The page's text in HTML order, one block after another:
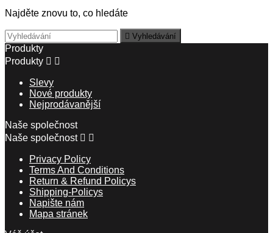
Najděte znovu to, co hledáte
 Vyhledávání
Produkty
Produkty  
Slevy
Nové produkty
Nejprodávanější
Naše společnost
Naše společnost  
Privacy Policy
Terms And Conditions
Return & Refund Policys
Shipping-Policys
Napište nám
Mapa stránek